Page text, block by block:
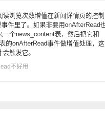
浏览次数增值在新闻详情页的控制
件里了。如果非要用onAfterRead
个news_content表，然后把它和
的onAfterRead事件做增值处理，这
触发它。
不好用